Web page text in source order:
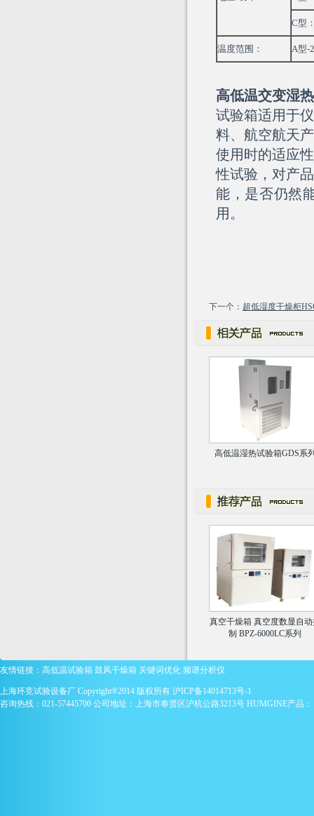
C型
温度范围： A型-
高低温交变湿
试验箱适用于
料、航空航天
使用时的适应
性试验，对产
能，是否仍然
用。
下一个： 超低湿度干燥柜
高低温湿热试验箱GDS系
真空干燥箱 真空度数显自动
制 BPZ-6000LC系列
友情链接： 高低温试验箱 鼓风干燥箱 关键词优化 频谱分析仪
上海环竞试验设备厂 Copyright®2014 版权所有 沪ICP备14014713号-1
咨询热线：021-57445700 公司地址：上海市奉贤区沪杭公路3213号 HUMGINE产品：